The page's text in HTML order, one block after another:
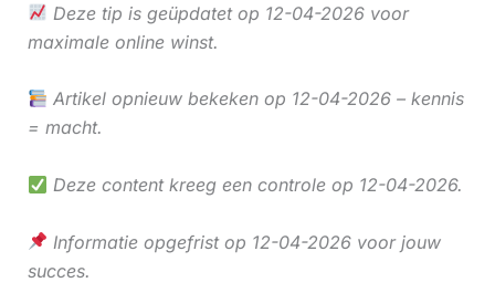
Deze tip is geüpdatet op 12-04-2026 voor
maximale online winst.
Artikel opnieuw bekeken op 12-04-2026 – kennis
= macht.
Deze content kreeg een controle op 12-04-2026.
Informatie opgefrist op 12-04-2026 voor jouw
succes.